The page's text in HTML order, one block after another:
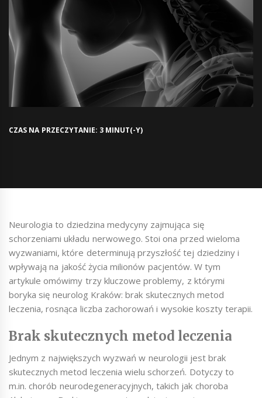
CZAS NA PRZECZYTANIE: 3 MINUT(-Y)
Neurologia to dziedzina medycyny zajmująca się
schorzeniami układu nerwowego. Stoi ona przed wieloma
wyzwaniami, które determinują przyszłość tej dziedziny i
wpływają na jakość życia milionów pacjentów. W tym
artykule omówimy trzy kluczowe problemy, z którymi
boryka się neurolog Kraków: brak skutecznych metod
leczenia, rosnąca liczba zachorowań i wysokie koszty terapii.
Brak skutecznych metod leczenia
Jednym z największych wyzwań w neurologii jest brak
skutecznych metod leczenia wielu schorzeń. Dotyczy to
m.in. chorób neurodegeneracyjnych, takich jak choroba